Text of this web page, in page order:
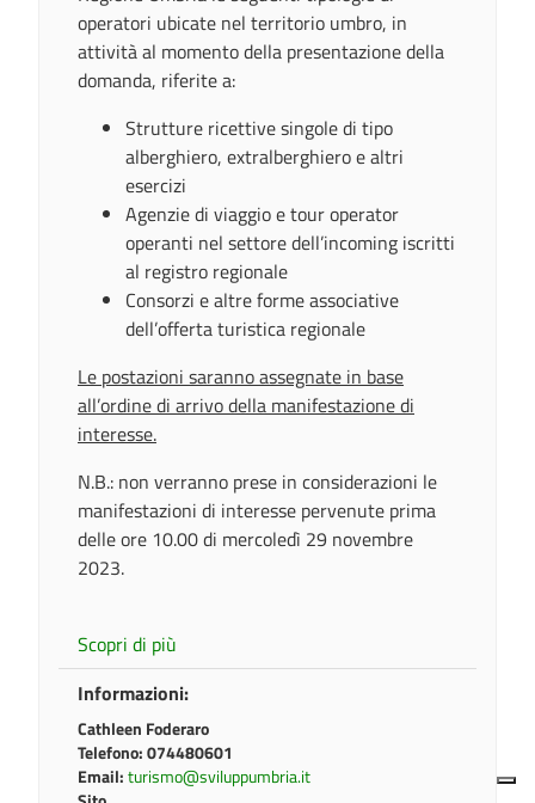
operatori ubicate nel territorio umbro, in
attività al momento della presentazione della
domanda, riferite a:
Strutture ricettive singole di tipo
alberghiero, extralberghiero e altri
esercizi
Agenzie di viaggio e tour operator
operanti nel settore dell’incoming iscritti
al registro regionale
Consorzi e altre forme associative
dell’offerta turistica regionale
Le postazioni saranno assegnate in base
all’ordine di arrivo della manifestazione di
interesse.
N.B.: non verranno prese in considerazioni le
manifestazioni di interesse pervenute prima
delle ore 10.00 di mercoledì 29 novembre
2023.
Scopri di più
Informazioni:
Cathleen Foderaro
Telefono:074480601
Email:turismo@sviluppumbria.it